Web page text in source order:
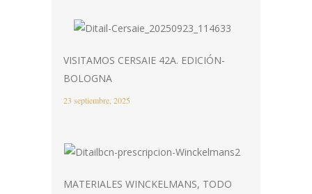
VISITAMOS CERSAIE 42A. EDICIÓN-
BOLOGNA
23 septiembre, 2025
MATERIALES WINCKELMANS, TODO